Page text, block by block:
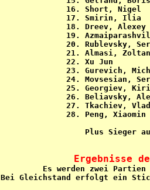
16. Short, Nigel
17. Smirin, Ilia
18. Dreev,
19.
20. Rublevsky,
21. Almasi,
22. Xu Jun
23. Gurevich,
24. Movsesian,
25. Georgiev,
26. Beliavsky,
27. Tkachiev,
28. Peng,
Plus Sieger
Ergebnisse
Es werden zwei
Bei Gleichstand erfolgt ein